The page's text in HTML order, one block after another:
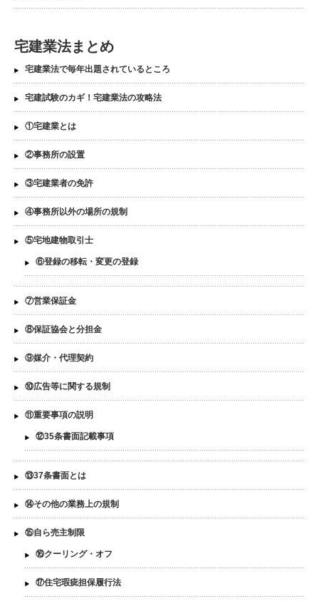
宅建業法まとめ
宅建業法で毎年出題されているところ
宅建試験のカギ！宅建業法の攻略法
①宅建業とは
②事務所の設置
③宅建業者の免許
④事務所以外の場所の規制
⑤宅地建物取引士
⑥登録の移転・変更の登録
⑦営業保証金
⑧保証協会と分担金
⑨媒介・代理契約
⑩広告等に関する規制
⑪重要事項の説明
⑫35条書面記載事項
⑬37条書面とは
⑭その他の業務上の規制
⑮自ら売主制限
⑯クーリング・オフ
⑰住宅瑕疵担保履行法